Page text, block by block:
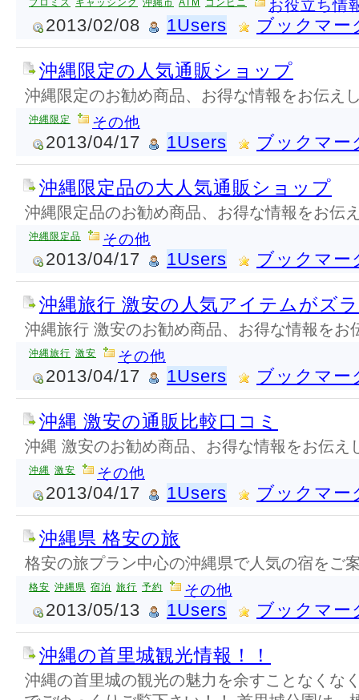
プロミス キャッシング 沖縄市 ATM コンビニ お役立ち情
2013/02/08 1Users ブックマー
沖縄限定の人気通販ショップ
沖縄限定のお勧め商品、お得な情報をお伝え
沖縄限定 その他
2013/04/17 1Users ブックマー
沖縄限定品の大人気通販ショップ
沖縄限定品のお勧め商品、お得な情報をお伝
沖縄限定品 その他
2013/04/17 1Users ブックマー
沖縄旅行 激安の人気アイテムがズ
沖縄旅行 激安のお勧め商品、お得な情報をお
沖縄旅行 激安 その他
2013/04/17 1Users ブックマー
沖縄 激安の通販比較口コミ
沖縄 激安のお勧め商品、お得な情報をお伝え
沖縄 激安 その他
2013/04/17 1Users ブックマー
沖縄県 格安の旅
格安の旅プラン中心の沖縄県で人気の宿をご
格安 沖縄県 宿泊 旅行 予約 その他
2013/05/13 1Users ブックマー
沖縄の首里城観光情報！！
沖縄の首里城の観光の魅力を余すことなくな